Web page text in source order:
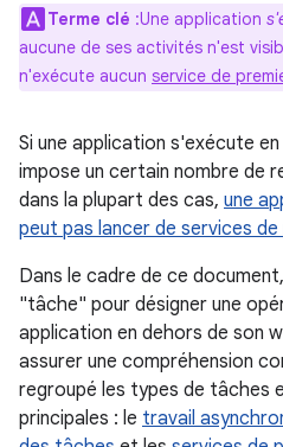
Terme clé :Une application
aucune de ses activités n'est
n'exécute aucun service de
Si une application s'exécute
impose un certain nombre de
dans la plupart des cas, une
peut pas lancer de services de
Dans le cadre de ce
"tâche" pour désigner une
application en dehors de son
assurer une compréhension
regroupé les types de tâches
principales : le travail